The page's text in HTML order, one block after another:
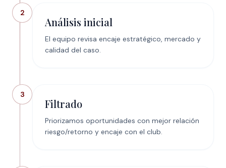
2
Análisis inicial
El equipo revisa encaje estratégico, mercado y
calidad del caso.
3
Filtrado
Priorizamos oportunidades con mejor relación
riesgo/retorno y encaje con el club.